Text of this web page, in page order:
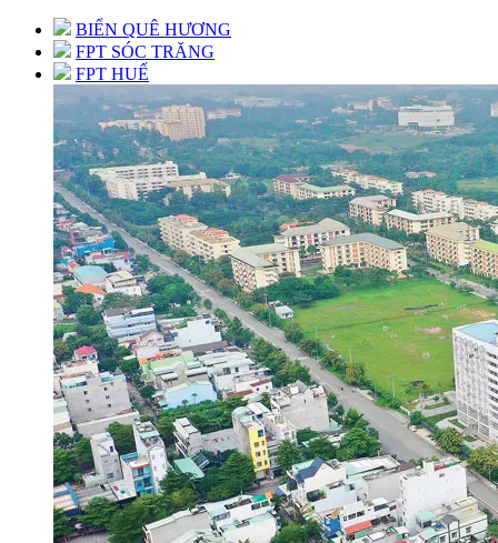
BIỂN QUÊ HƯƠNG
FPT SÓC TRĂNG
FPT HUẾ